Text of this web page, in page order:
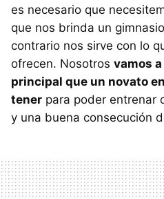
es necesario que
que nos brinda un
contrario nos sirve con lo
ofrecen. Nosotros vamos
principal que un novato
tener para poder entrenar
y una buena consecución